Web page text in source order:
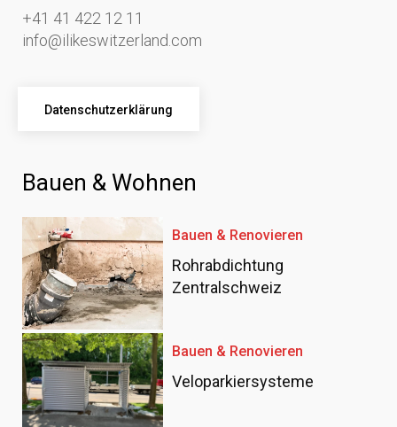
+41 41 422 12 11
info@ilikeswitzerland.com
Datenschutzerklärung
Bauen & Wohnen
Bauen & Renovieren
Rohrabdichtung
Zentralschweiz
Bauen & Renovieren
Veloparkiersysteme